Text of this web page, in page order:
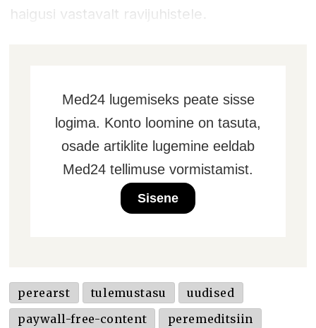
haigusi vastavalt ravijuhistele.
Med24 lugemiseks peate sisse
logima. Konto loomine on tasuta,
osade artiklite lugemine eeldab
Med24 tellimuse vormistamist.
Sisene
perearst tulemustasu
uudised
paywall-free-content
peremeditsiin